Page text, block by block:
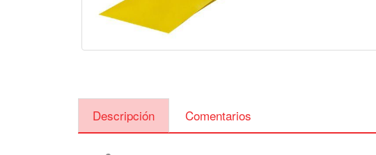
Descripción Comentarios